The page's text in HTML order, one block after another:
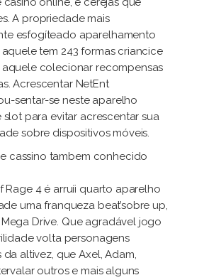
A propriedade mais
esfogíteado aparelhamento
tem 243 formas criancice
colecionar recompensas
Acrescentar NetEnt
sentar-se neste aparelho
slot para evitar acrescentar sua
sobre dispositivos móveis.
Rage 4 é arruíi quarto aparelho
uma franqueza beat’sobre up,
Drive. Que agradável jogo
volta personagens
da altivez, que Axel, Adam,
outros e mais alguns